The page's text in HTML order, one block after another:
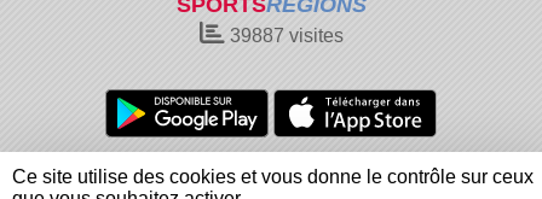
SPORTSREGIONS
39887 visites
Charte cookies
Gestion des cookies
Ce site utilise des cookies et vous donne le contrôle sur ceux